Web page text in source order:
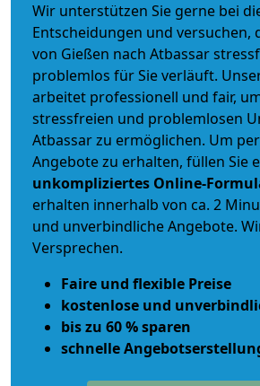
Wir unterstützen Sie gerne bei
Entscheidungen und versuchen,
von Gießen nach Atbassar
problemlos für Sie verläuft.
arbeitet professionell und fair,
stressfreien und problemlosen
Atbassar zu ermöglichen. Um
Angebote zu erhalten, füllen Sie
unkompliziertes Online-
erhalten innerhalb von ca. 2
und unverbindliche Angebote.
Versprechen.
Faire und flexible Preise
kostenlose und
bis zu 60 % sparen
schnelle